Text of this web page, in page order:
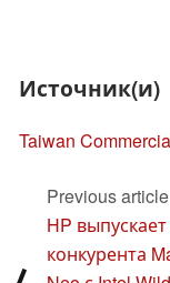
Источник(и)
Taiwan
Previous article
HP
конкурента